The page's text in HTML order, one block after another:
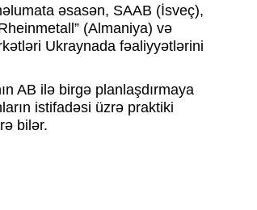
əsasən, SAAB (İsveç),
(Almaniya) və
Ukraynada fəaliyyətlərini
AB ilə birgə planlaşdırmaya
istifadəsi üzrə praktiki
bilər.